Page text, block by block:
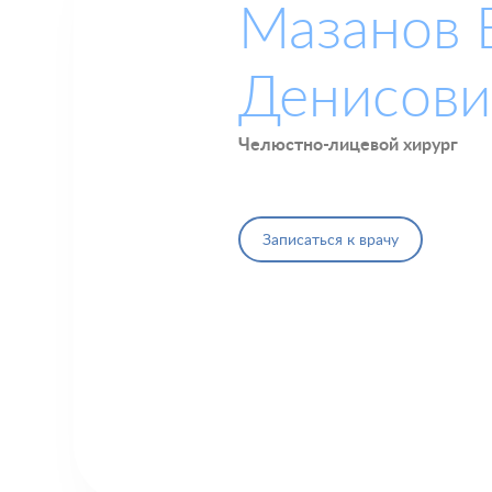
Мазанов
Челюстно-лицевой хирург
Записаться к врачу